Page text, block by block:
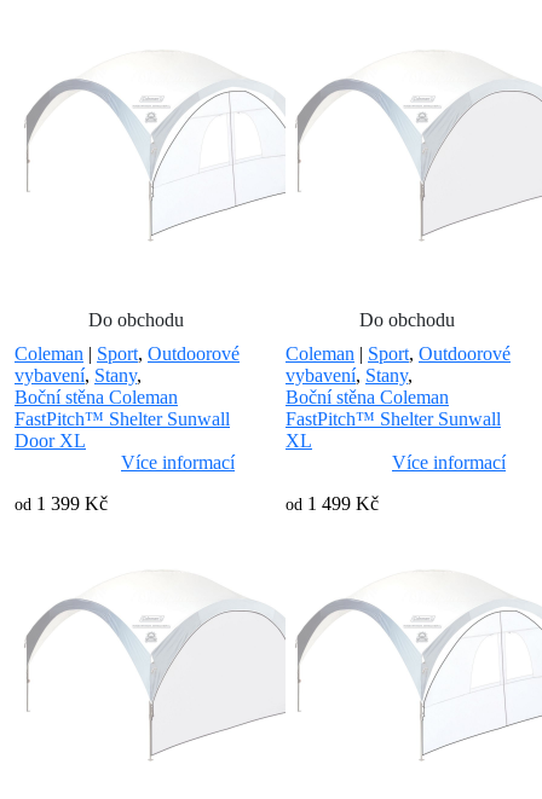
Do obchodu
Coleman | Sport, Outdoorové
vybavení, Stany,
Boční stěna Coleman
FastPitch™ Shelter Sunwall
Door XL
Více informací
od 1 399 Kč
Do obchodu
Coleman | Sport, Outdoorové
vybavení, Stany,
Boční stěna Coleman
FastPitch™ Shelter Sunwall
XL
Více informací
od 1 499 Kč